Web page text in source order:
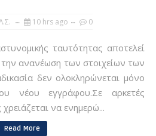
10 hrs ago 0
ταυτότητας αποτελεί
την ανανέωση των στοιχείων των
δεν ολοκληρώνεται μόνο
νέου εγγράφου.Σε αρκετές
να ενημερώ...
Read More